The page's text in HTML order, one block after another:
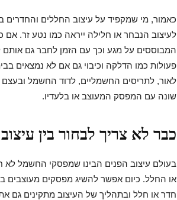
כאמור, מי שמקפיד על עיצוב החללים והחדרים
לעיצוב הנבחר או חלילה ייראה כמו נטע זר. אם
המבוססים על מגע וכך עם הזמן לחבר גם
פעולות כמו הדלקה וכיבוי גם אם לא נמצאים
לאור, לתריסים החשמליים, לדוד החשמל
שונה עם המפסק המעוצב או בלעדיו.
כבר לא צריך לבחור בין
בעולם עיצוב הפנים הבינו שמפסקי החשמל לא
או החלל. כיום אפשר להשיג מפסקים מעוצבים
חדר או חלל ובתהליך של העיצוב מתקינים